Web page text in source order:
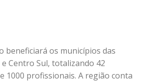
beneficiará os municípios das
Centro Sul, totalizando 42
1000 profissionais. A região conta